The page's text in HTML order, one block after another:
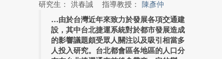
研究生： 洪春誠
指導教授： 陳彥仲
由於台灣近年來致力於發展各項交通建
設，其中台北捷運系統對於都市發展造成
的影響議題頗受眾人關注以及吸引相當多
人投入研究。台北都會區各地區的人口分